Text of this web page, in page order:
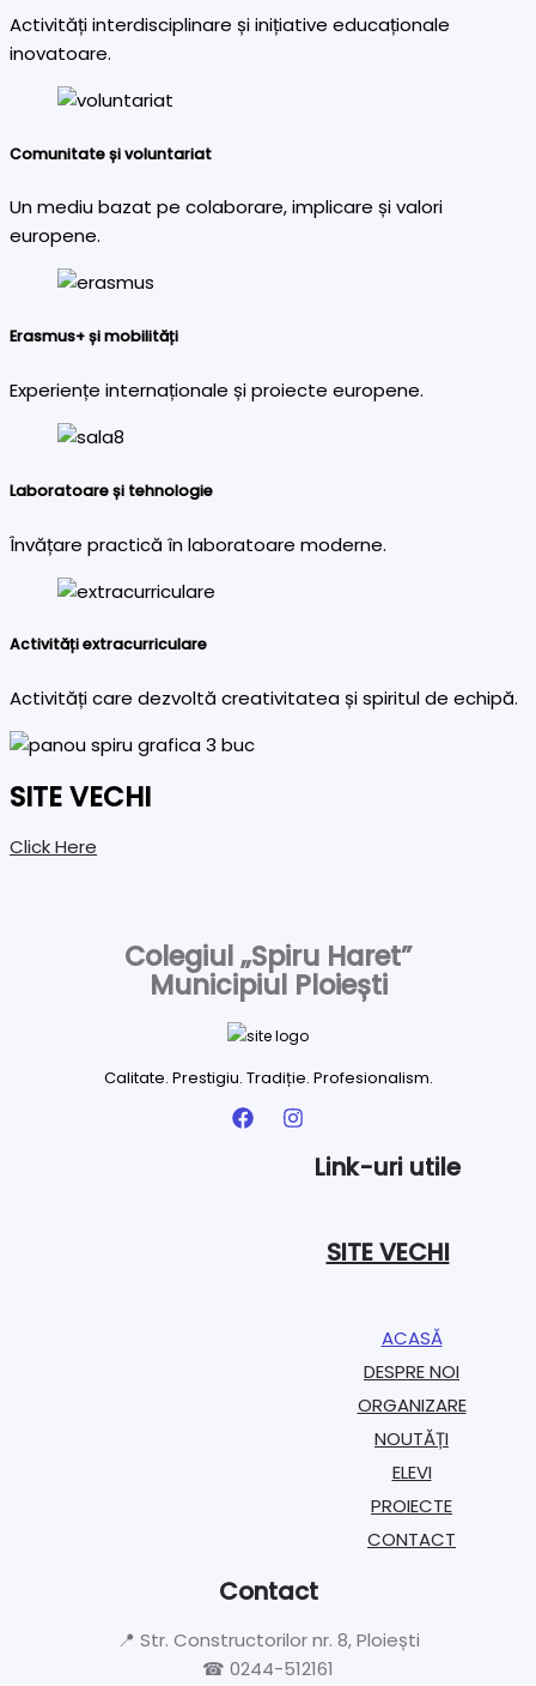
Activități interdisciplinare și inițiative educaționale
inovatoare.
Comunitate și voluntariat
Un mediu bazat pe colaborare, implicare și valori
europene.
Erasmus+ și mobilități
Experiențe internaționale și proiecte europene.
Laboratoare și tehnologie
Învățare practică în laboratoare moderne.
Activități extracurriculare
Activități care dezvoltă creativitatea și spiritul de echipă.
SITE VECHI
Click Here
Colegiul „Spiru Haret”
Municipiul Ploiești
Calitate. Prestigiu. Tradiție. Profesionalism.
Link-uri utile
SITE VECHI
ACASĂ
DESPRE NOI
ORGANIZARE​
NOUTĂȚI
ELEVI
PROIECTE​
CONTACT
Contact
📍 Str. Constructorilor nr. 8, Ploiești
☎ 0244-512161